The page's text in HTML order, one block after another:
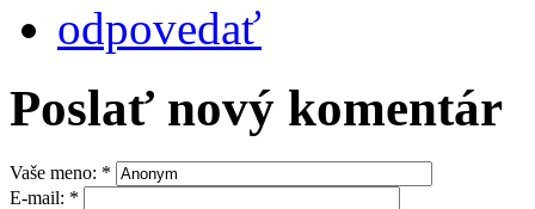
odpovedať
Poslať nový komentár
Vaše meno: *
E-mail: *